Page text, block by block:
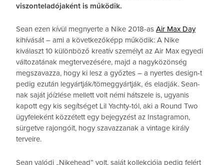
viszonteladójaként is működik.
Sean ezen kívül megnyerte a Nike 2018-as Air Max Day
kihívását – ami a következőképp működik: A Nike
kiválaszt 10 különböző kreatív személyt az Air Max egyedi
változatának megtervezésére, majd a nagyközönség
megszavazza, hogy ki lesz a győztes – a nyertes design-t
pedig ezután legyártják/tömeggyártják, és eladják. Sean-
nak saját jóízlése mellett volt némi hátszele is, ugyanis
kapott egy kis segítséget Lil Yachty-tól, aki a Round Two
ügyfeleként közzétett egy bejegyzést az Instagramon,
sürgetve rajongóit, hogy szavazzanak a vintage király
terveire.
Sean valódi „Nikehead” volt, saját kollekciója pedig felért